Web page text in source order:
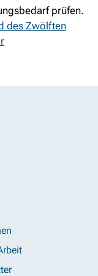
prüfen.
des Zwölften